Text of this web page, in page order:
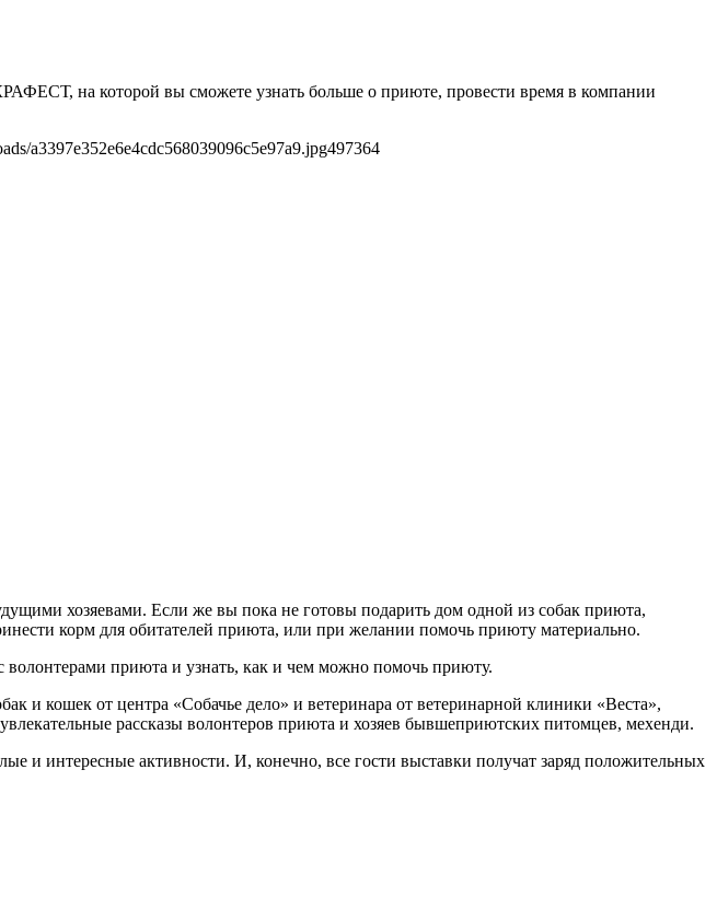
на которой вы сможете узнать больше о приюте, провести время в компании
a3397e352e6e4cdc568039096c5e97a9.jpg497364
хозяевами. Если же вы пока не готовы подарить дом одной из собак приюта,
корм для обитателей приюта, или при желании помочь приюту материально.
приюта и узнать, как и чем можно помочь приюту.
и кошек от центра «Собачье дело» и ветеринара от ветеринарной клиники «Веста»,
рассказы волонтеров приюта и хозяев бывшеприютских питомцев, мехенди.
и интересные активности. И, конечно, все гости выставки получат заряд положительных